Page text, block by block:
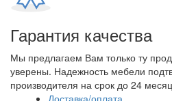
Гарантия качества
Мы предлагаем Вам только ту
уверены. Надежность мебели
производителя на срок до 24